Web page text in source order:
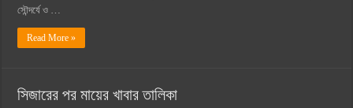
সৌন্দর্যে ও …
Read More »
সিজারের পর মায়ের খাবার তালিকা